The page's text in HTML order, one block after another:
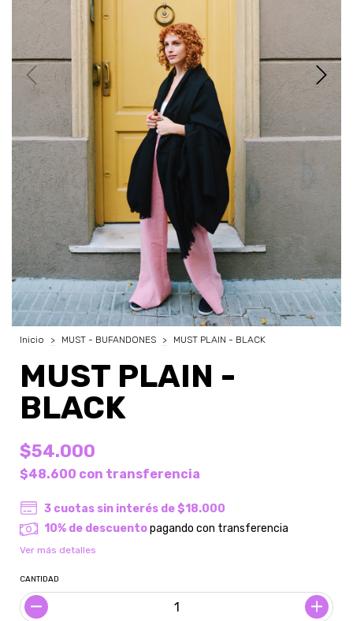
Inicio > MUST - BUFANDONES > MUST PLAIN - BLACK
MUST PLAIN -
BLACK
$54.000
$48.600 con transferencia
3 cuotas sin interés de$18.000
10% de descuentopagando con transferencia
Ver más detalles
CANTIDAD